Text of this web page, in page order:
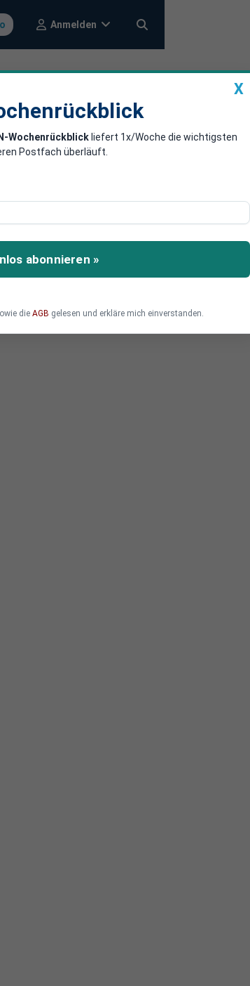
Anmelden
auf
im
aus der City
Industrie zu
X
Wochenrückblick liefert 1x/Woche die wichtigsten
Postfach überläuft.
abonnieren »
die AGB gelesen und erkläre mich einverstanden.